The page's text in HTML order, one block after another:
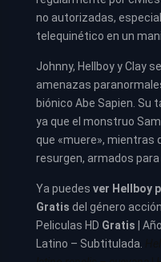
no autorizadas,
telequinético en un
Johnny, Hellboy y Clay
amenazas
biónico Abe Sapien. Su
ya que el monstruo
que «muere», mientras
resurgen, armados para
Ya puedes ver Hellboy
Gratis del género
Peliculas HD Gratis |
Latino – Subtitulada.